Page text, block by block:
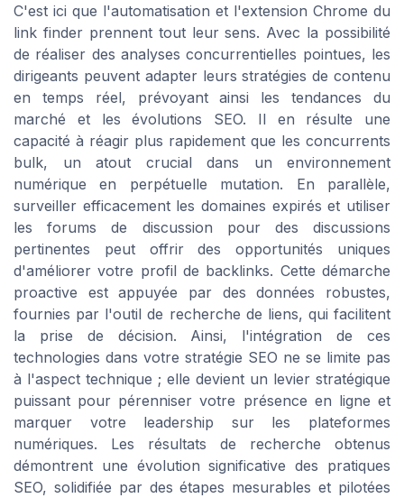
C'est ici que l'automatisation et l'extension Chrome du
link finder prennent tout leur sens. Avec la possibilité
de réaliser des analyses concurrentielles pointues, les
dirigeants peuvent adapter leurs stratégies de contenu
en temps réel, prévoyant ainsi les tendances du
marché et les évolutions SEO. Il en résulte une
capacité à réagir plus rapidement que les concurrents
bulk, un atout crucial dans un environnement
numérique en perpétuelle mutation. En parallèle,
surveiller efficacement les domaines expirés et utiliser
les forums de discussion pour des discussions
pertinentes peut offrir des opportunités uniques
d'améliorer votre profil de backlinks. Cette démarche
proactive est appuyée par des données robustes,
fournies par l'outil de recherche de liens, qui facilitent
la prise de décision. Ainsi, l'intégration de ces
technologies dans votre stratégie SEO ne se limite pas
à l'aspect technique ; elle devient un levier stratégique
puissant pour pérenniser votre présence en ligne et
marquer votre leadership sur les plateformes
numériques. Les résultats de recherche obtenus
démontrent une évolution significative des pratiques
SEO, solidifiée par des étapes mesurables et pilotées